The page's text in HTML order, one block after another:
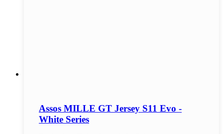
Assos MILLE GT Jersey S11 Evo -
White Series